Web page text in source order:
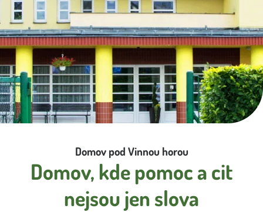
Úklid
Externí strávníci
Stížnosti
Smlouva o poskytování služeb DS a DZR
Vnitřní oznamovací systém
Domov pod Vinnou horou
Domov, kde pomoc a cit
nejsou jen slova